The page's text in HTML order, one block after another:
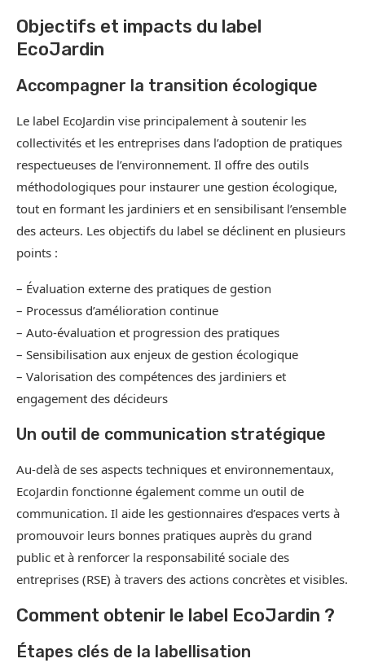
Objectifs et impacts du label
EcoJardin
Accompagner la transition écologique
Le label EcoJardin vise principalement à soutenir les
collectivités et les entreprises dans l’adoption de pratiques
respectueuses de l’environnement. Il offre des outils
méthodologiques pour instaurer une gestion écologique,
tout en formant les jardiniers et en sensibilisant l’ensemble
des acteurs. Les objectifs du label se déclinent en plusieurs
points :
– Évaluation externe des pratiques de gestion
– Processus d’amélioration continue
– Auto-évaluation et progression des pratiques
– Sensibilisation aux enjeux de gestion écologique
– Valorisation des compétences des jardiniers et
engagement des décideurs
Un outil de communication stratégique
Au-delà de ses aspects techniques et environnementaux,
EcoJardin fonctionne également comme un outil de
communication. Il aide les gestionnaires d’espaces verts à
promouvoir leurs bonnes pratiques auprès du grand
public et à renforcer la responsabilité sociale des
entreprises (RSE) à travers des actions concrètes et visibles.
Comment obtenir le label EcoJardin ?
Étapes clés de la labellisation